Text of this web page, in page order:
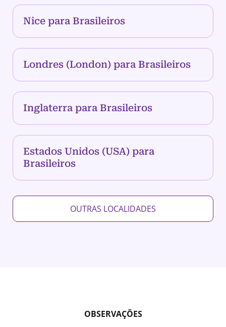
Nice para Brasileiros
Londres (London) para Brasileiros
Inglaterra para Brasileiros
Estados Unidos (USA) para
Brasileiros
OUTRAS LOCALIDADES
OBSERVAÇÕES